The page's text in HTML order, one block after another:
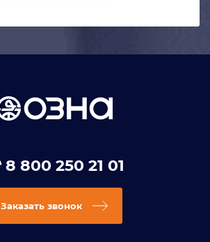
8 800 250 21 01
Заказать звонок